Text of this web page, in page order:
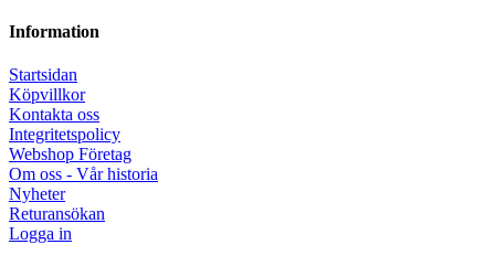
Information
Startsidan
Köpvillkor
Kontakta oss
Integritetspolicy
Webshop Företag
Om oss - Vår historia
Nyheter
Returansökan
Logga in